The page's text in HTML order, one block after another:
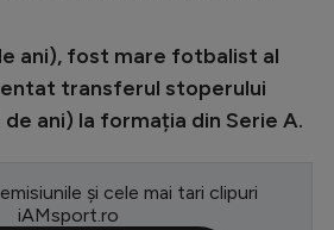
League
ani), fost mare fotbalist al
transferul stoperului
de ani) la formația din Serie A.
și cele mai tari clipuri
iAMsport.ro